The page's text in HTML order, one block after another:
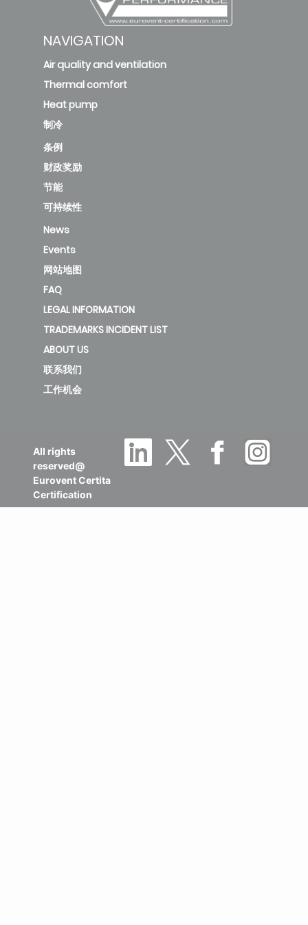
NAVIGATION
Air quality and ventilation
Thermal comfort
Heat pump
制冷
条例
财政奖励
节能
可持续性
News
Events
网站地图
FAQ
LEGAL INFORMATION
TRADEMARKS INCIDENT LIST
ABOUT US
联系我们
工作机会
All rights
reserved@
Eurovent Certita
Certification